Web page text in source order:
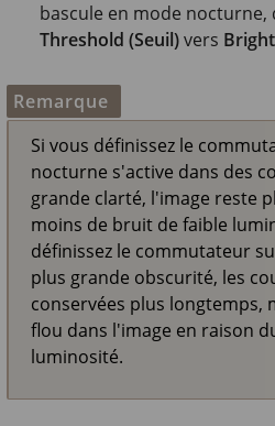
bascule en mode nocturne,
Threshold (Seuil)vers
Remarque
Si vous définissez le
nocturne s'active dans des
grande clarté, l'image reste
moins de bruit de faible
définissez le commutateur
plus grande obscurité, les
conservées plus longtemps,
flou dans l'image en raison
luminosité.